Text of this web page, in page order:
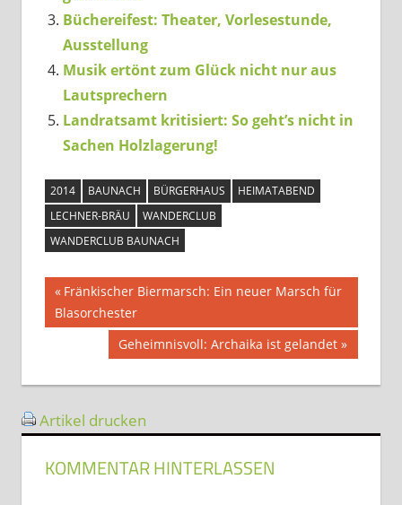
Büchereifest: Theater, Vorlesestunde,
Ausstellung
Musik ertönt zum Glück nicht nur aus
Lautsprechern
Landratsamt kritisiert: So geht’s nicht in
Sachen Holzlagerung!
2014 BAUNACH BÜRGERHAUS
HEIMATABEND
LECHNER-BRÄU
WANDERCLUB
WANDERCLUB BAUNACH
Beitragsnavigation
Vorheriger
Beitrag:
Fränkischer Biermarsch: Ein neuer Marsch für
Blasorchester
Nächster
Geheimnisvoll: Archaika ist gelandet
Artikel drucken
KOMMENTAR HINTERLASSEN